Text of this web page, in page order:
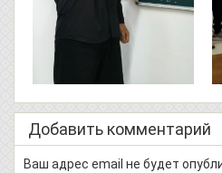
Добавить комментарий
Ваш адрес email не будет